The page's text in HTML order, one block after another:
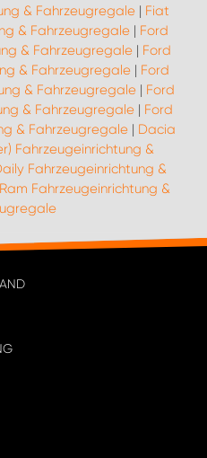
& Fahrzeugregale | Fiat
& Fahrzeugregale| Ford
& Fahrzeugregale | Ford
& Fahrzeugregale| Ford
& Fahrzeugregale | Ford
& Fahrzeugregale| Ford
& Fahrzeugregale| Dacia
Fahrzeugeinrichtung &
Fahrzeugeinrichtung &
Fahrzeugeinrichtung &